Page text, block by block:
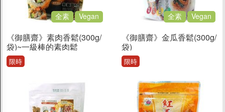
小包裝
惜福|即期
促銷
食品
父親節蛋糕88折
全素 Vegan
《御膳齋》素肉香鬆(300g/
袋)~一級棒的素肉鬆
限時
全素 Vegan
《御膳齋》金瓜香鬆(300g/
袋)
限時